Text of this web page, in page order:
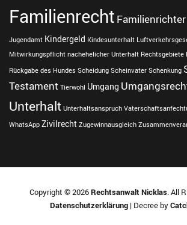
c
h
e
,
i
c
h
Familienrecht Familienrichter
Jugendamt Kindergeld Kindesunterhalt
Mitwirkungspflicht nachehelicher Unterhalt Rechtsgebiete
Rückgabe des Hundes Scheidung Scheinvater Schenkung
Testament Tierwohl Umgang
Unterhalt Unterhaltsanspruch
WhatsApp Zivilrecht Zugewinnausgleich
Copyright © 2026Rechtsanwalt Nicklas. All
Datenschutzerklärung| Decree by